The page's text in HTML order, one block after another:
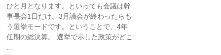
ひと月となります。といっても会議は幹
事長会1日だけ。3月議会が終わったらも
う選挙モードです。ということで、4年
任期の総決算。 選挙で示した政策がどこ